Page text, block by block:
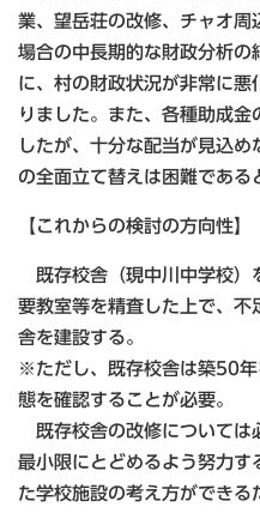
業、望岳荘の改修、チャオ周
場合の中長期的な財政分析の
に、村の財政状況が非常に悪
りました。また、各種助成
したが、十分な配当が見込
の全面立て替えは困難である
【これからの検討の方向性】
既存校舎（現中川中学校）
要教室等を精査した上で、不
舎を建設する。
※ただし、既存校舎は築50
態を確認することが必要。
既存校舎の改修については
最小限にとどめるよう努力す
た学校施設の考え方ができる